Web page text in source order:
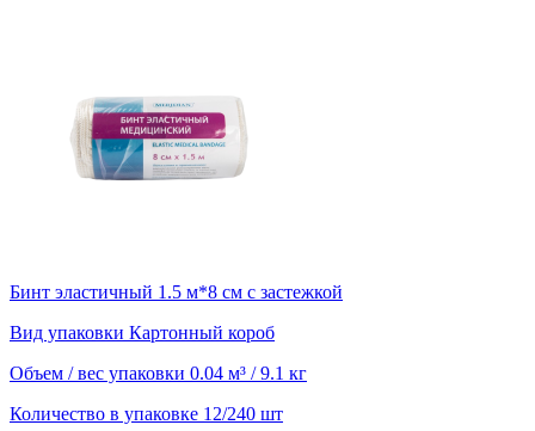
Бинт эластичный 1.5 м*8 см с застежкой
Вид упаковки Картонный короб
Объем / вес упаковки 0.04 м³ / 9.1 кг
Количество в упаковке 12/240 шт